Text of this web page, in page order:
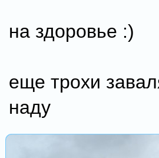
на здоровье :)
еще трохи
наду